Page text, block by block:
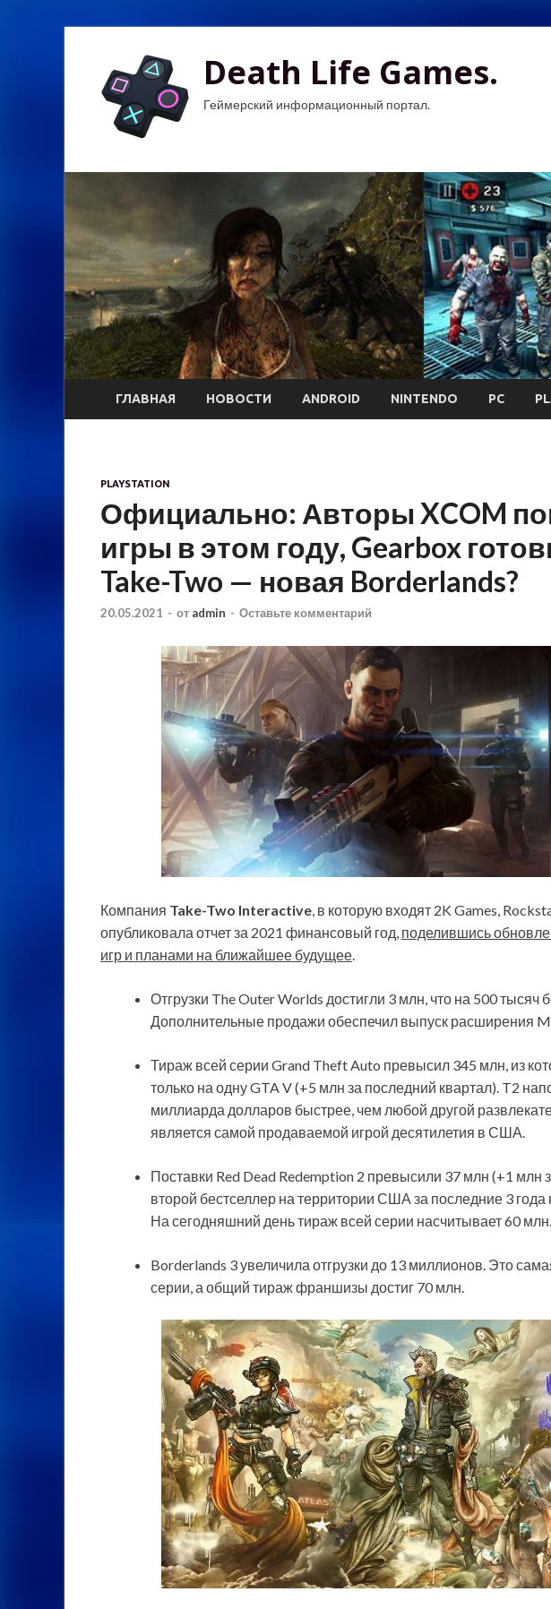
Death Life Games.
Геймерский информационный портал.
ГЛАВНАЯ НОВОСТИ ANDROID NINTENDO PC
PLAYSTATION
Официально: Авторы XCOM
игры в этом году, Gearbox
Take-Two — новая Borderlands?
20.05.2021 - от admin - Оставьте комментарий
Компания Take-Two Interactive, в которую входят 2K Games,
опубликовала отчет за 2021 финансовый год, поделившись
игр и планами на ближайшее будущее.
Отгрузки The Outer Worlds достигли 3 млн, что на 500 тысяч
Дополнительные продажи обеспечил выпуск расширения
Тираж всей серии Grand Theft Auto превысил 345 млн, из
только на одну GTA V (+5 млн за последний квартал). T2
миллиарда долларов быстрее, чем любой другой
является самой продаваемой игрой десятилетия в США.
Поставки Red Dead Redemption 2 превысили 37 млн (+1 млн
второй бестселлер на территории США за последние 3
На сегодняшний день тираж всей серии насчитывает 60 млн.
Borderlands 3 увеличила отгрузки до 13 миллионов. Это
серии, а общий тираж франшизы достиг 70 млн.